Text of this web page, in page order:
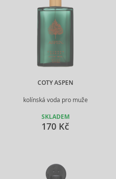
COTY ASPEN
kolínská voda pro muže
SKLADEM
170 Kč